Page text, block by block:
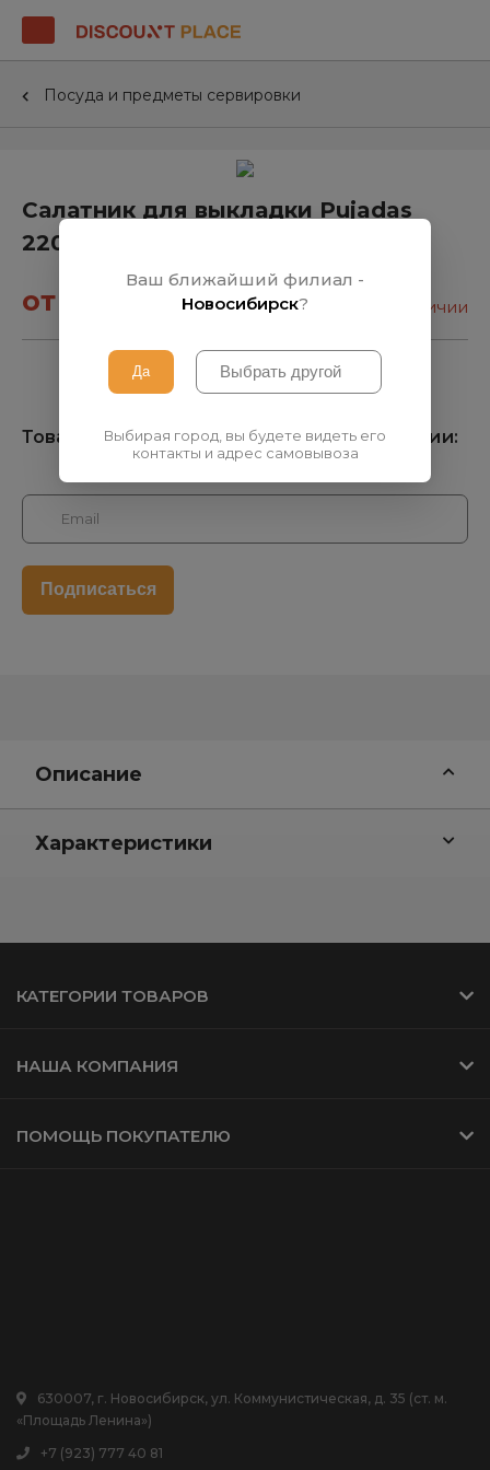
Посуда и предметы сервировки
Салатник для выкладки Pujadas
22022
от 588₽ нет в наличии
Товара нет на складе, узнать о поступлении:
Описание
Характеристики
Ваш ближайший филиал -
Новосибирск?
Выбирая город, вы будете видеть его
контакты и адрес самовывоза
КАТЕГОРИИ ТОВАРОВ
НАША КОМПАНИЯ
ПОМОЩЬ ПОКУПАТЕЛЮ
630007, г. Новосибирск, ул. Коммунистическая, д. 35 (ст. м.
«Площадь Ленина»)
+7 (923) 777 40 81